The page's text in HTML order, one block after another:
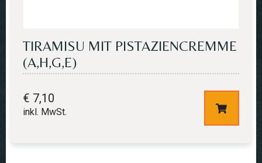
TIRAMISU MIT PISTAZIENCREMME
(A,H,G,E)
€ 7,10
inkl. MwSt.